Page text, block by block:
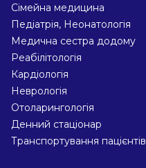
Сімейна медицина
Педіатрiя, Неонатологiя
Медична сестра додому
Реабiлiтологiя
Кардіологiя
Неврологiя
Отоларингологiя
Денний стаціонар
Транспортування пацієнтів